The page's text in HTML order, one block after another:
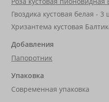
Гвоздика кустовая белая - 3
Хризантема кустовая
Добавления
Папоротник
Упаковка
Современная упаковка